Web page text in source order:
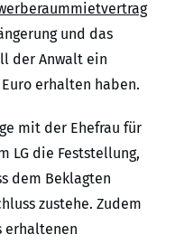
und das
der Anwalt ein
erhalten haben.
mit der Ehefrau für
LG die Feststellung,
dem Beklagten
zustehe. Zudem
erhaltenen